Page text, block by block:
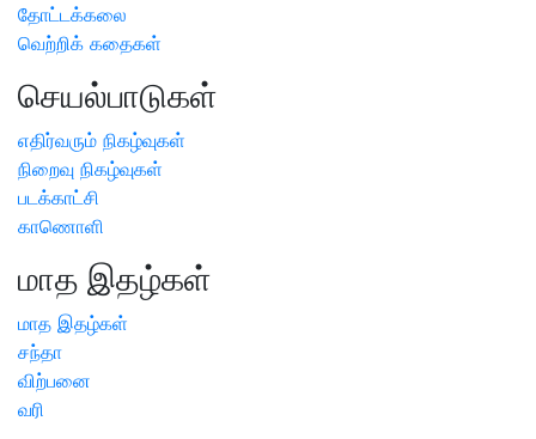
தோட்டக்கலை
வெற்றிக் கதைகள்
செயல்பாடுகள்
எதிர்வரும் நிகழ்வுகள்
நிறைவு நிகழ்வுகள்
படக்காட்சி
காணொளி
மாத இதழ்கள்
மாத இதழ்கள்
சந்தா
விற்பனை
வரி